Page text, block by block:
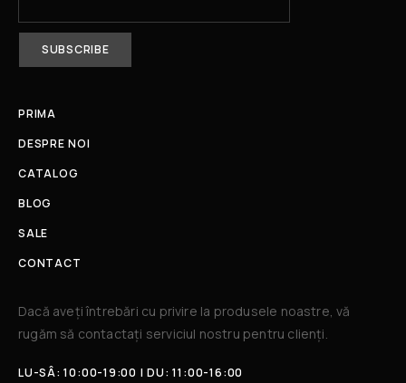
PRIMA
DESPRE NOI
CATALOG
BLOG
SALE
CONTACT
Dacă aveți întrebări cu privire la produsele noastre, vă
rugăm să contactați serviciul nostru pentru clienți.​
LU-SÂ: 10:00-19:00 | DU: 11:00-16:00